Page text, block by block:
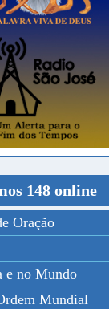
148 online
Oração
e no Mundo
Mundial